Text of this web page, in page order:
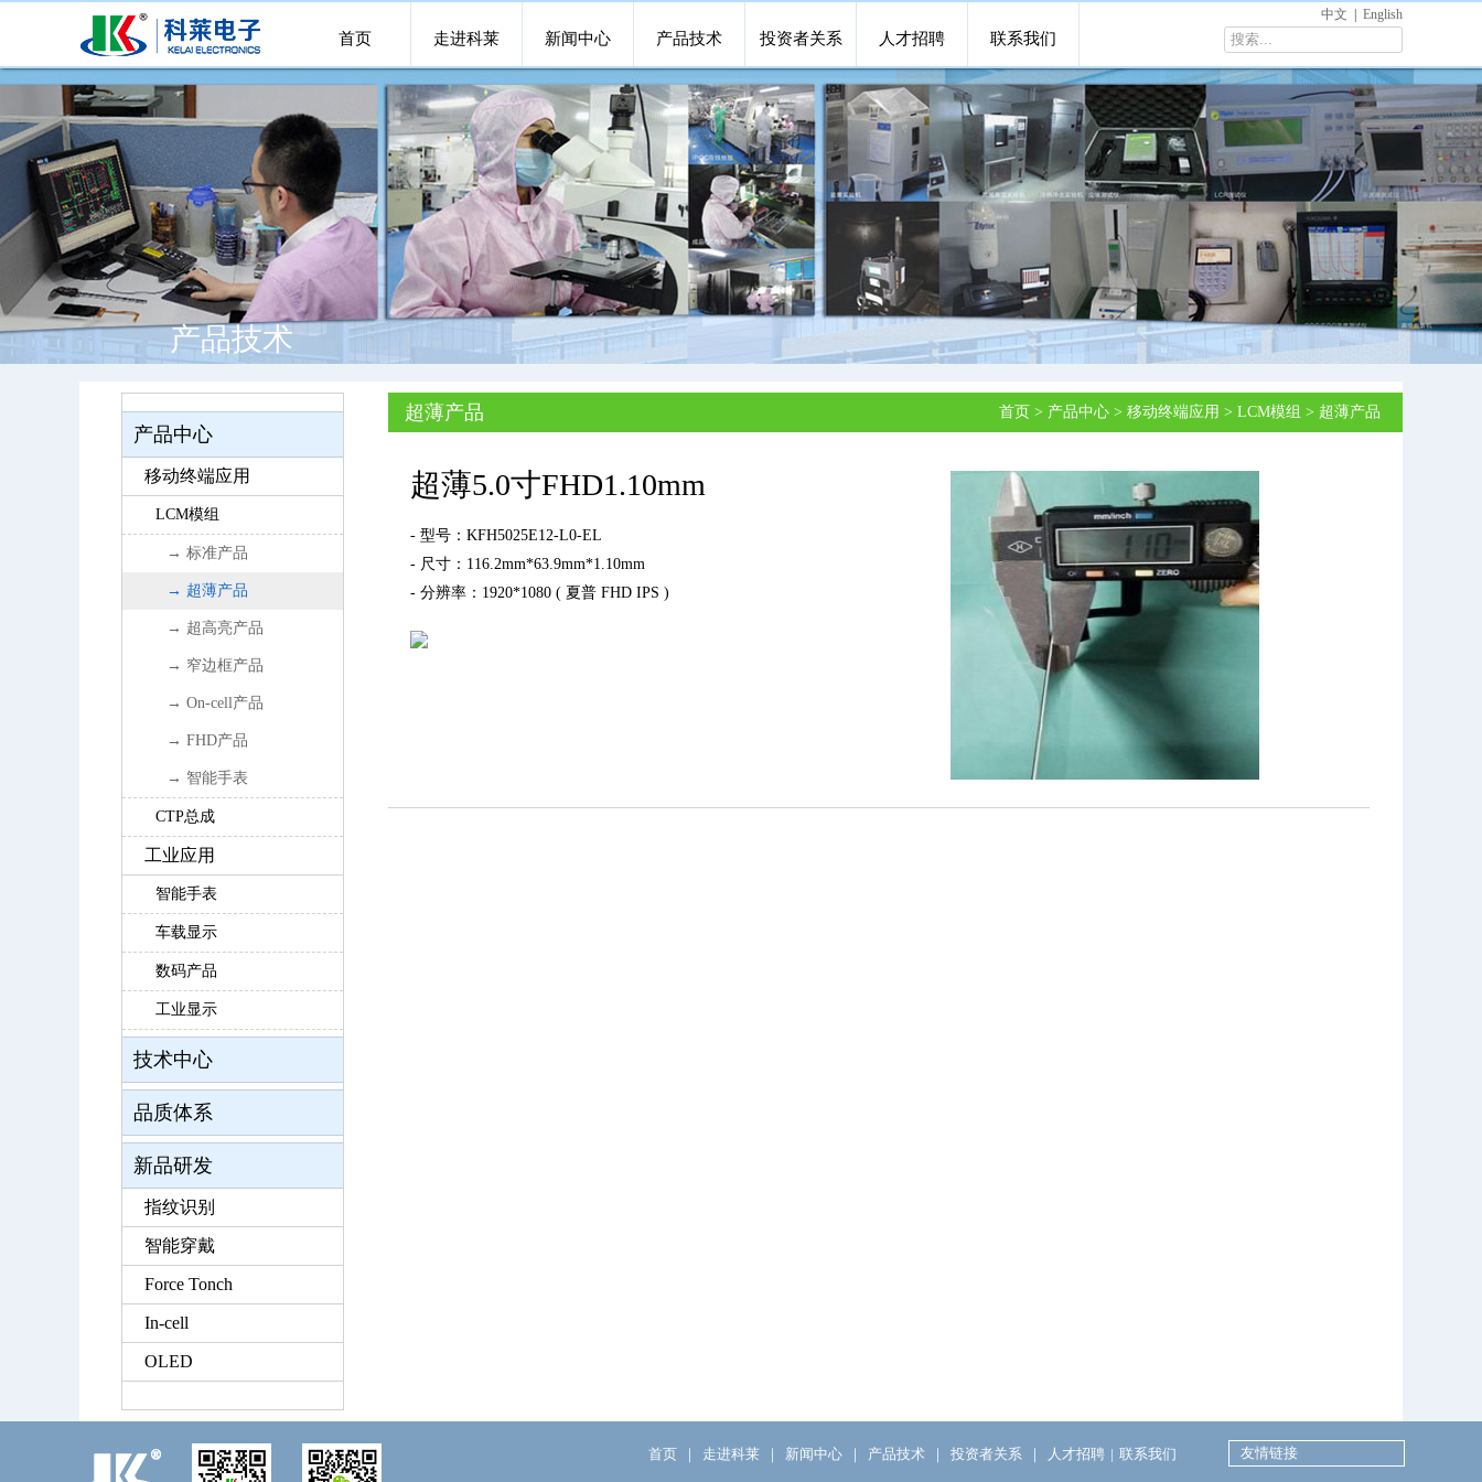
首页 走进科莱 新闻中心 产品技术 投资者关系 人才招聘 联系我们
中文 English
产品技术
产品中心
移动终端应用
LCM模组
→ 标准产品
→ 超薄产品
→ 超高亮产品
→ 窄边框产品
→ On-cell产品
→ FHD产品
→ 智能手表
CTP总成
工业应用
智能手表
车载显示
数码产品
工业显示
技术中心
品质体系
新品研发
指纹识别
智能穿戴
Force Tonch
In-cell
OLED
超薄产品 首页 > 产品中心 > 移动终端应用 > LCM模组 > 超薄产品
超薄5.0寸FHD1.10mm
- 型号：KFH5025E12-L0-EL
- 尺寸：116.2mm*63.9mm*1.10mm
- 分辨率：1920*1080 ( 夏普 FHD IPS )
首页 ｜ 走进科莱 ｜ 新闻中心 ｜ 产品技术 ｜ 投资者关系 ｜ 人才招聘 | 联系我们 友情链接